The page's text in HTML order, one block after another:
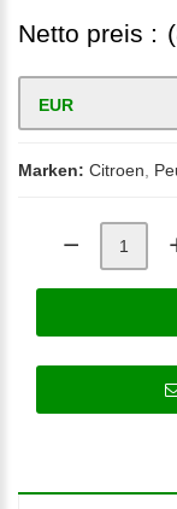
Netto preis :
EUR
Marken: Citroen